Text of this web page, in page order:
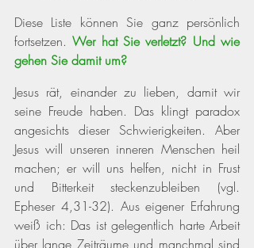
Diese Liste können Sie ganz persönlich
fortsetzen. Wer hat Sie verletzt? Und wie
gehen Sie damit um?
Jesus rät, einander zu lieben, damit wir
seine Freude haben. Das klingt paradox
angesichts dieser Schwierigkeiten. Aber
Jesus will unseren inneren Menschen heil
machen; er will uns helfen, nicht in Frust
und Bitterkeit steckenzubleiben (vgl.
Epheser 4,31-32). Aus eigener Erfahrung
weiß ich: Das ist gelegentlich harte Arbeit
über lange Zeiträume und manchmal sind